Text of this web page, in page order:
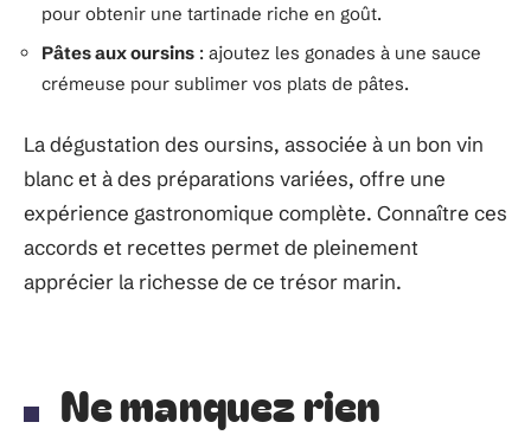
pour obtenir une tartinade riche en goût.
Pâtes aux oursins : ajoutez les gonades à une sauce
crémeuse pour sublimer vos plats de pâtes.
La dégustation des oursins, associée à un bon vin
blanc et à des préparations variées, offre une
expérience gastronomique complète. Connaître ces
accords et recettes permet de pleinement
apprécier la richesse de ce trésor marin.
Ne manquez rien